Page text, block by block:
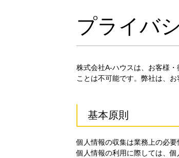
プライバ
株式会社A-ハウスは、お客様
ことは不可能です。弊社は、
基本原則
個人情報の収集は業務上の必
個人情報の利用に際しては、個